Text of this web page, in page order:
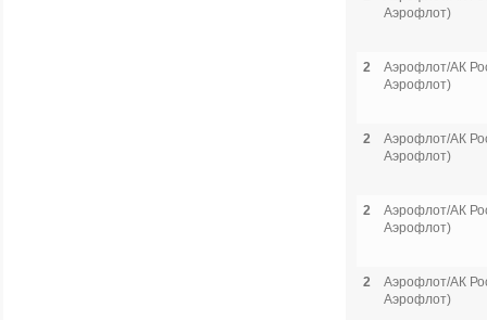
Аэрофлот)
2
Аэрофлот/АК
Аэрофлот)
2
Аэрофлот/АК
Аэрофлот)
2
Аэрофлот/АК
Аэрофлот)
2
Аэрофлот/АК
Аэрофлот)